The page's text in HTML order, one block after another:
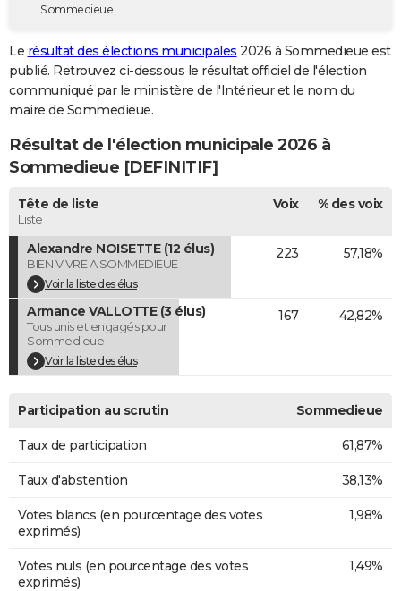
Destinations
City break
Voyage nature
Voyage de noces
Forum
GUIDES D'ACHAT
BONS PLANS
Carte de Noël
Carte Bonne année
Carte Saint-Valentin
Carte Pâques
Carte d'anniversaire
DICTIONNAIRE
Dictionnaire
Biographies
Citations
Expressions
Proverbes
PROGRAMME TV
COPAINS D'AVANT
S'inscrire
Se connecter
Lycées
Collèges
Primaires
Universités
Entreprises
Service militaire
Avis de recherche
AVIS DE DÉCÈS
FORUM
Bricolage
Lifestyle
Culture
Sport
Auto
Television
Voyage
Cinema
Sommedieue
Le résultat des élections municipales 2026 à Sommedieue est
publié. Retrouvez ci-dessous le résultat officiel de l'élection
communiqué par le ministère de l'Intérieur et le nom du
maire de Sommedieue.
Résultat de l'élection municipale 2026 à
Sommedieue [DEFINITIF]
Tête de liste
Liste
Voix % des voix
Alexandre NOISETTE (12 élus)
BIEN VIVRE A SOMMEDIEUE
Voir la liste des élus
223 57,18%
Armance VALLOTTE (3 élus)
Tous unis et engagés pour
Sommedieue
Voir la liste des élus
167 42,82%
Participation au scrutin Sommedieue
Taux de participation 61,87%
Taux d'abstention 38,13%
Votes blancs (en pourcentage des votes
exprimés)
1,98%
Votes nuls (en pourcentage des votes
exprimés)
1,49%